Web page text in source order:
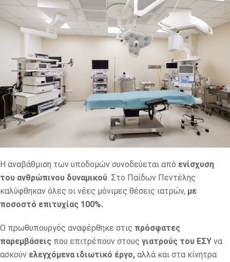
Η αναβάθμιση των υποδομών συνοδεύεται από ενίσχυση
του ανθρώπινου δυναμικού . Στο Παίδων Πεντέλης
καλύφθηκαν όλες οι νέες μόνιμες θέσεις ιατρών, με
ποσοστό επιτυχίας 100%.
Ο πρωθυπουργός αναφέρθηκε στις πρόσφατες
παρεμβάσεις που επιτρέπουν στους γιατρούς του ΕΣΥ να
ασκούν ελεγχόμενα ιδιωτικό έργο, αλλά και στα κίνητρα